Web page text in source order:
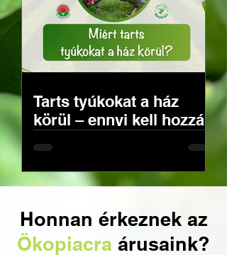
Tarts tyúkokat a ház
körül – ennyi kell hozzá
Honnan érkeznek az
Ökopiacra árusaink?